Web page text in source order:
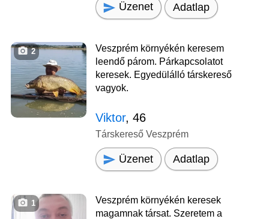
Üzenet Adatlap
2
Veszprém környékén keresem
leendő párom. Párkapcsolatot
keresek. Egyedülálló társkereső
vagyok.
Viktor, 46
Társkereső Veszprém
Üzenet Adatlap
1
Veszprém környékén keresek
magamnak társat. Szeretem a